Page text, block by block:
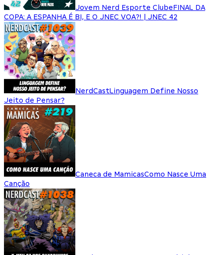
Jovem Nerd Esporte ClubeFINAL DA
COPA: A ESPANHA É BI, E O JNEC VOA?! | JNEC 42
NerdCastLinguagem Define Nosso
Jeito de Pensar?
Caneca de MamicasComo Nasce Uma
Canção